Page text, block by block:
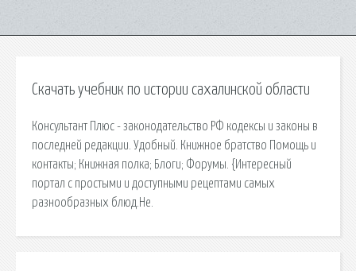
Скачать учебник по истории сахалинской области
Консультант Плюс - законодательство РФ кодексы и законы в
последней редакции. Удобный. Книжное братство Помощь и
контакты; Книжная полка; Блоги; Форумы. {Интересный
портал с простыми и доступными рецептами самых
разнообразных блюд.Не.